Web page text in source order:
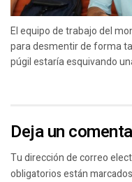
El equipo de trabajo del
para desmentir de forma
púgil estaría esquivando
Deja un
Tu dirección de correo
obligatorios están